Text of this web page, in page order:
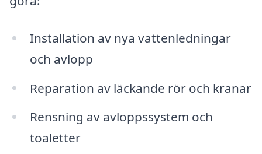
Installation av nya vattenledningar
och avlopp
Reparation av läckande rör och kranar
Rensning av avloppssystem och
toaletter